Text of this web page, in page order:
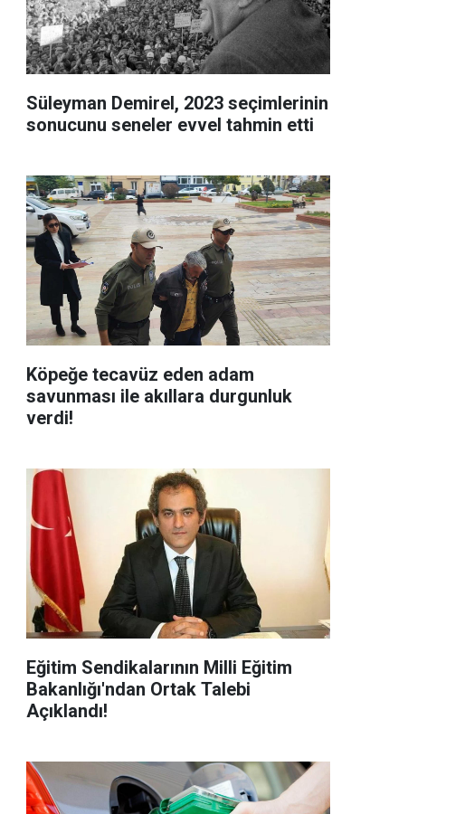
Süleyman Demirel, 2023 seçimlerinin
sonucunu seneler evvel tahmin etti
Köpeğe tecavüz eden adam
savunması ile akıllara durgunluk
verdi!
Eğitim Sendikalarının Milli Eğitim
Bakanlığı'ndan Ortak Talebi
Açıklandı!